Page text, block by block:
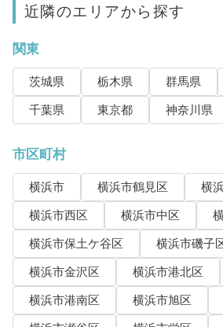
近隣のエリアから探す
関東
茨城県 栃木県 群馬県
千葉県
東京都 神奈川県
市区町村
横浜市 横浜市鶴見区
横
横浜市西区
横浜市中区
横浜市保土ケ谷区
横浜市磯子
横浜市金沢区
横浜市港北区
横浜市港南区
横浜市旭区